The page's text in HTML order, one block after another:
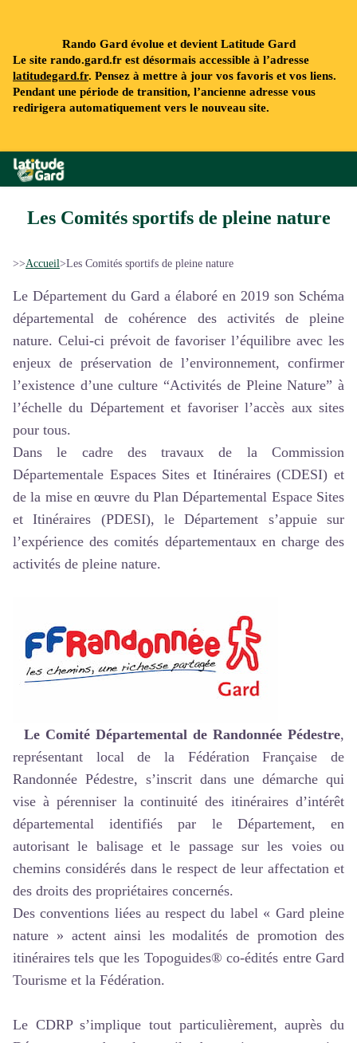
Rando Gard évolue et devient Latitude Gard
Le site rando.gard.fr est désormais accessible à l’adresse
latitudegard.fr. Pensez à mettre à jour vos favoris et vos liens.
Pendant une période de transition, l’ancienne adresse vous
redirigera automatiquement vers le nouveau site.
Rando Gard
Les Comités sportifs de pleine nature
>>Accueil>Les Comités sportifs de pleine nature
Le Département du Gard a élaboré en 2019 son Schéma
départemental de cohérence des activités de pleine
nature. Celui-ci prévoit de favoriser l’équilibre avec les
enjeux de préservation de l’environnement, confirmer
l’existence d’une culture “Activités de Pleine Nature” à
l’échelle du Département et favoriser l’accès aux sites
pour tous.
Dans le cadre des travaux de la Commission
Départementale Espaces Sites et Itinéraires (CDESI) et
de la mise en œuvre du Plan Départemental Espace Sites
et Itinéraires (PDESI), le Département s’appuie sur
l’expérience des comités départementaux en charge des
activités de pleine nature.
Le Comité Départemental de Randonnée Pédestre,
représentant local de la Fédération Française de
Randonnée Pédestre, s’inscrit dans une démarche qui
vise à pérenniser la continuité des itinéraires d’intérêt
départemental identifiés par le Département, en
autorisant le balisage et le passage sur les voies ou
chemins considérés dans le respect de leur affectation et
des droits des propriétaires concernés.
Des conventions liées au respect du label « Gard pleine
nature » actent ainsi les modalités de promotion des
itinéraires tels que les Topoguides® co-édités entre Gard
Tourisme et la Fédération.
Le CDRP s’implique tout particulièrement, auprès du